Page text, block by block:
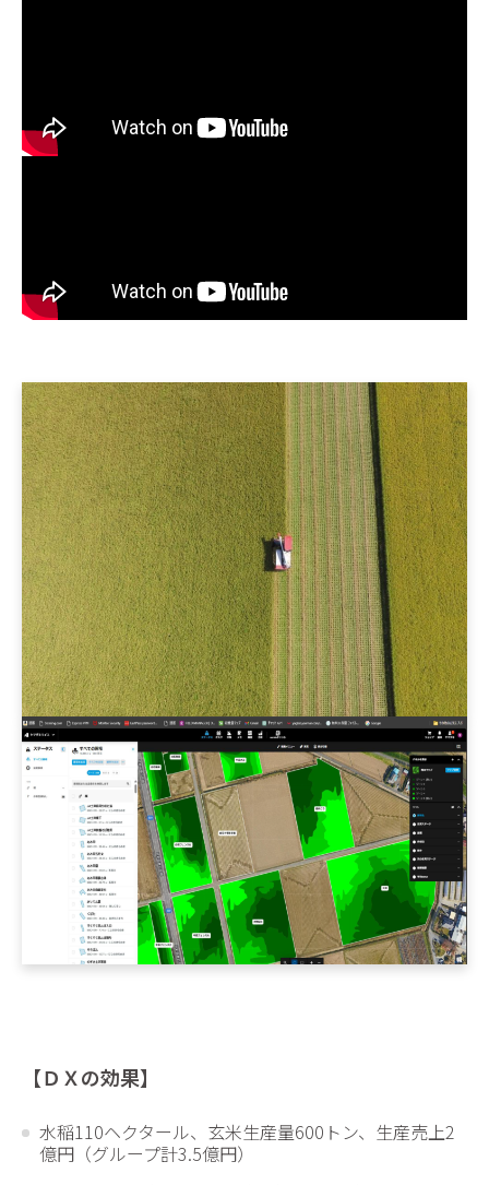
【ＤＸの効果】
水稲110ヘクタール、玄米生産量600トン、生産売上2
億円（グループ計3.5億円）